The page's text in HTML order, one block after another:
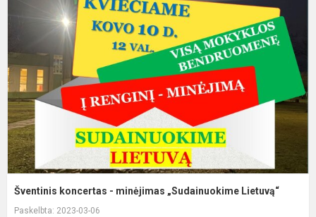
Šventinis koncertas - minėjimas „Sudainuokime Lietuvą“
Paskelbta: 2023-03-06